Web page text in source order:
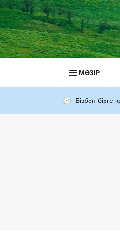
МӘЗІР
Бізбен бірге